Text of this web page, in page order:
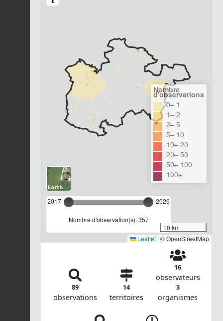
2017 2026
Nombre d'observation(s): 357
Nombre
d'observations
0– 1
1– 2
2– 5
5– 10
10– 20
20– 50
50– 100
100+
10 km
Leaflet | © OpenStreetMap
89
observations
14
territoires
16
observateurs
3
organismes